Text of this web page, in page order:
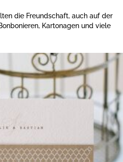
die Freundschaft, auch auf der
Kartonagen und viele